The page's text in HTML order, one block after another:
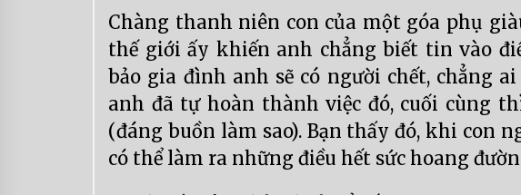
Chàng thanh niên con của một góa phụ
thế giới ấy khiến anh chẳng biết tin vào
bảo gia đình anh sẽ có người chết, chẳng
anh đã tự hoàn thành việc đó, cuối cùng
(đáng buồn làm sao). Bạn thấy đó, khi con
có thể làm ra những điều hết sức hoang